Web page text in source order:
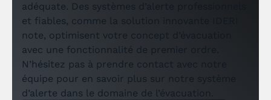
adéquate. Des systèmes d’alerte professionnels
et fiables, comme la solution innovante IDERI
note, optimisent votre concept d’évacuation
avec une fonctionnalité de premier ordre.
N’hésitez pas à prendre contact avec notre
équipe pour en savoir plus sur notre système
d’alerte dans le domaine de l’évacuation.